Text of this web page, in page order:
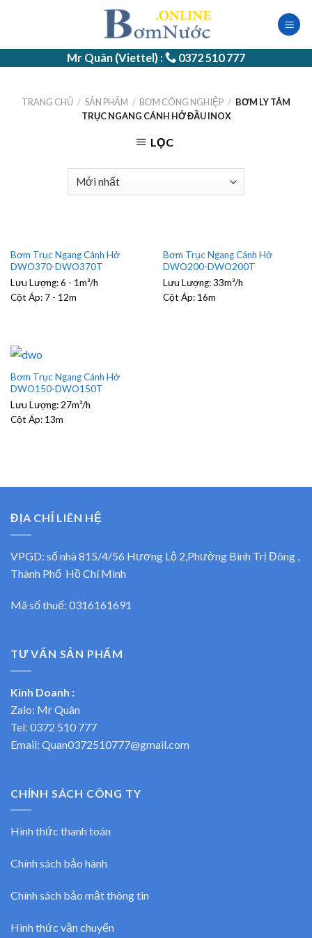
Mr Quân (Viettel) :
0372 510 777
TRANG CHỦ / SẢN PHẨM / BƠM CÔNG NGHIỆP / BƠM LY TÂM
TRỤC NGANG CÁNH HỞ ĐẦU INOX
LỌC
Bơm Trục Ngang Cánh Hở
DWO370-DWO370T
Lưu Lượng:6 - 1m³/h
Cột Áp: 7 - 12m
Bơm Trục Ngang Cánh Hở
DWO200-DWO200T
Lưu Lượng:33m³/h
Cột Áp: 16m
Bơm Trục Ngang Cánh Hở
DWO150-DWO150T
Lưu Lượng: 27m³/h
Cột Áp: 13m
ĐỊA CHỈ LIÊN HỆ
VPGD: số nhà 815/4/56 Hương Lộ 2,Phường Bình Trị Đông ,
Thành Phố Hồ Chí Minh
Mã số thuế: 0316161691
TƯ VẤN SẢN PHẨM
Kinh Doanh :
Zalo: Mr Quân
Tel: 0372 510 777
Email: Quan0372510777@gmail.com
CHÍNH SÁCH CÔNG TY
Hình thức thanh toán
Chính sách bảo hành
Chính sách bảo mật thông tin
Hình thức vận chuyển